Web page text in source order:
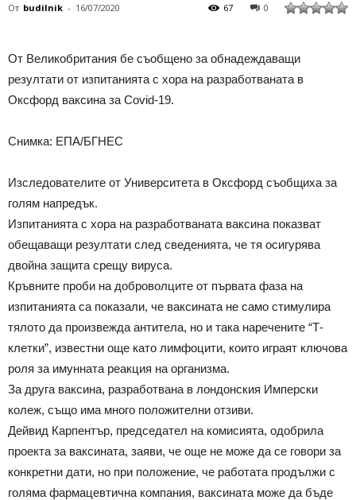
От budilnik - 16/07/2020 0
67
От Великобритания бе съобщено за обнадеждаващи
резултати от изпитанията с хора на разработваната в
Оксфорд ваксина за Covid-19.
Снимка: ЕПА/БГНЕС
Изследователите от Университета в Оксфорд съобщиха за
голям напредък.
Изпитанията с хора на разработваната ваксина показват
обещаващи резултати след сведенията, че тя осигурява
двойна защита срещу вируса.
Кръвните проби на доброволците от първата фаза на
изпитанията са показали, че ваксината не само стимулира
тялото да произвежда антитела, но и така наречените “Т-
клетки”, известни още като лимфоцити, които играят ключова
роля за имунната реакция на организма.
За друга ваксина, разработвана в лондонския Имперски
колеж, също има много положителни отзиви.
Дейвид Карпентър, председател на комисията, одобрила
проекта за ваксината, заяви, че още не може да се говори за
конкретни дати, но при положение, че работата продължи с
голяма фармацевтична компания, ваксината може да бъде